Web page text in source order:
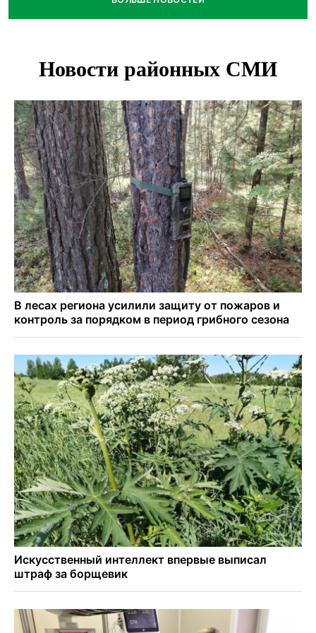
В Новосибирске минздрав объявил бесплатную
В Новосибирске врачи прооперировали 25 тысяч
Знаменитый орангутан Бату отметил юбилей в
новосибирском зоопарке
Новосибирские хирурги спасли сердце восьмиклассницы
с донорским клапаном